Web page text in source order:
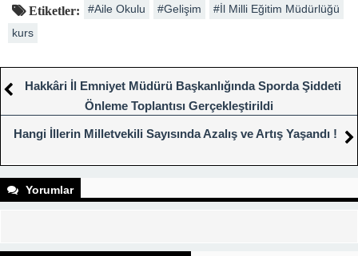
Etiketler: #Aile Okulu #Gelişim
#İl Milli Eğitim Müdürlüğü
kurs
Hakkâri İl Emniyet Müdürü Başkanlığında Sporda Şiddeti
Önleme Toplantısı Gerçekleştirildi
Hangi İllerin Milletvekili Sayısında Azalış ve Artış Yaşandı !
Yorumlar